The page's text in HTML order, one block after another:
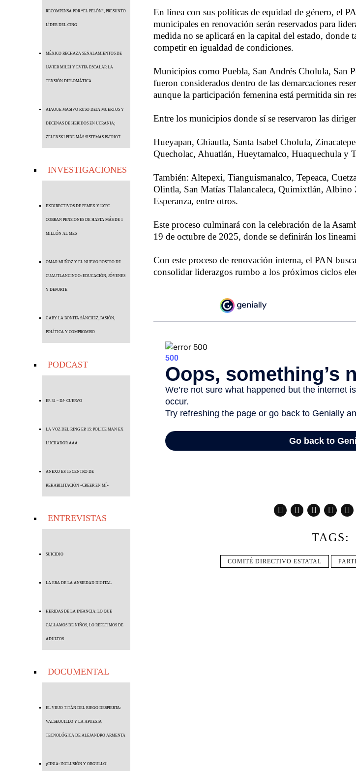
RECOMPENSA POR “EL PELÓN”, PRESUNTO
LÍDER DEL CJNG
MÉXICO RECHAZA SEÑALAMIENTOS DE
JAVIER MILEI Y EVITA ESCALAR LA
TENSIÓN DIPLOMÁTICA
ATAQUE MASIVO RUSO DEJA MUERTOS Y
DECENAS DE HERIDOS EN UCRANIA;
ZELENSKI PIDE MÁS SISTEMAS PATRIOT
INVESTIGACIONES
EXDIRECTIVOS DE PEMEX Y LYFC
COBRAN PENSIONES DE HASTA MÁS DE 1
MILLÓN AL MES
OMAR MUÑOZ Y EL NUEVO ROSTRO DE
CUAUTLANCINGO: EDUCACIÓN, JÓVENES
Y DEPORTE
GABY LA BONITA SÁNCHEZ, PASIÓN,
POLÍTICA Y COMPROMISO
PODCAST
EP. 31 – DJ- CUERVO
LA VOZ DEL RING EP. 15: POLICE MAN EX
LUCHADOR AAA
ANEXO EP. 15 CENTRO DE
REHABILITACIÓN «CREER EN MÍ»
ENTREVISTAS
SUICIDIO
LA ERA DE LA ANSIEDAD DIGITAL
HERIDAS DE LA INFANCIA: LO QUE
CALLAMOS DE NIÑOS, LO REPETIMOS DE
ADULTOS
DOCUMENTAL
EL VIEJO TITÁN DEL RIEGO DESPIERTA:
VALSEQUILLO Y LA APUESTA
TECNOLÓGICA DE ALEJANDRO ARMENTA
¡CINIA: INCLUSIÓN Y ORGULLO!
En línea con sus políticas de equidad de género, el
municipales en renovación serán reservados para
medida no se aplicará en la capital del estado, donde
competir en igualdad de condiciones.
Municipios como Puebla, San Andrés Cholula, San
fueron considerados dentro de las demarcaciones
aunque la participación femenina está permitida sin
Entre los municipios donde sí se reservaron las
Hueyapan, Chiautla, Santa Isabel Cholula,
Quecholac, Ahuatlán, Hueytamalco, Huaquechula y
También: Altepexi, Tianguismanalco, Tepeaca,
Olintla, San Matías Tlalancaleca, Quimixtlán, Albino
Esperanza, entre otros.
Este proceso culminará con la celebración de la
19 de octubre de 2025, donde se definirán los
Con este proceso de renovación interna, el PAN
consolidar liderazgos rumbo a los próximos ciclos
TAGS:
COMITÉ DIRECTIVO ESTATAL